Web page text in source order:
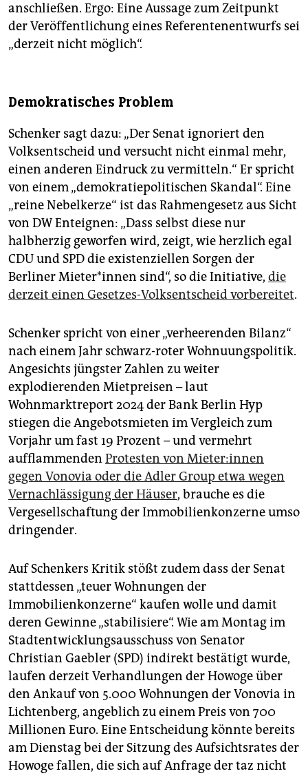
anschließen. Ergo: Eine Aussage zum Zeitpunkt
der Veröffentlichung eines Referentenentwurfs sei
„derzeit nicht möglich“.
Demokratisches Problem
Schenker sagt dazu: „Der Senat ignoriert den
Volksentscheid und versucht nicht einmal mehr,
einen anderen Eindruck zu vermitteln.“ Er spricht
von einem „demokratiepolitischen Skandal“. Eine
„reine Nebelkerze“ ist das Rahmengesetz aus Sicht
von DW Enteignen: „Dass selbst diese nur
halbherzig geworfen wird, zeigt, wie herzlich egal
CDU und SPD die existenziellen Sorgen der
Berliner Mie­te­r*in­nen sind“, so die Initiative, die
derzeit einen Gesetzes-Volksentscheid vorbereitet.
Schenker spricht von einer „verheerenden Bilanz“
nach einem Jahr schwarz-roter Wohnuungspolitik.
Angesichts jüngster Zahlen zu weiter
explodierenden Mietpreisen – laut
Wohnmarktreport 2024 der Bank Berlin Hyp
stiegen die Angebotsmieten im Vergleich zum
Vorjahr um fast 19 Prozent – und vermehrt
aufflammenden Protesten von Mie­te­r:in­nen
gegen Vonovia oder die Adler Group etwa wegen
Vernachlässigung der Häuser, brauche es die
Vergesellschaftung der Immobilienkonzerne umso
dringender.
Auf Schenkers Kritik stößt zudem dass der Senat
stattdessen „teuer Wohnungen der
Immobilienkonzerne“ kaufen wolle und damit
deren Gewinne „stabilisiere“. Wie am Montag im
Stadtentwicklungsausschuss von Senator
Christian Gaebler (SPD) indirekt bestätigt wurde,
laufen derzeit Verhandlungen der Howoge über
den Ankauf von 5.000 Wohnungen der Vonovia in
Lichtenberg, angeblich zu einem Preis von 700
Millionen Euro. Eine Entscheidung könnte bereits
am Dienstag bei der Sitzung des Aufsichtsrates der
Howoge fallen, die sich auf Anfrage der taz nicht